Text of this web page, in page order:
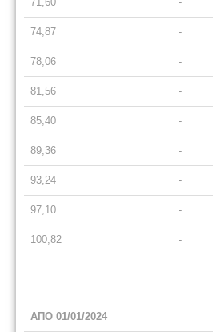
74,87 -
78,06 -
81,56 -
85,40 -
89,36 -
93,24 -
97,10 -
100,82 -
ΑΠΟ 01/01/2024